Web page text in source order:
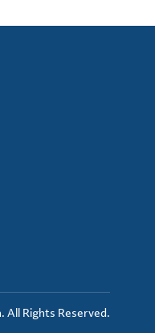
Rights Reserved.